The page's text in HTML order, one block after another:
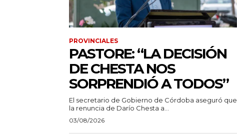
PROVINCIALES
PASTORE: “LA DECISIÓN
DE CHESTA NOS
SORPRENDIÓ A TODOS”
El secretario de Gobierno de Córdoba aseguró que
la renuncia de Darío Chesta a...
03/08/2026